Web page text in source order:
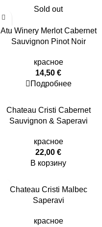
Sold out
Atu Winery Merlot Cabernet
Sauvignon Pinot Noir
красное
14,50 €
Подробнее
Chateau Cristi Cabernet
Sauvignon & Saperavi
красное
22,00 €
В корзину
Chateau Cristi Malbec
Saperavi
красное